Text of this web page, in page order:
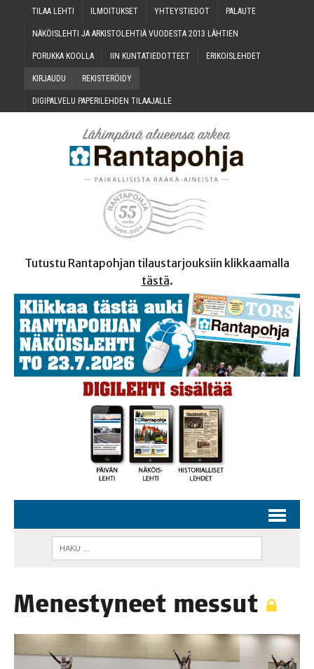
TILAA LEH­TI ILMOI­TUK­SET YHTEYS­TIE­DOT PALAU­TE
NÄKÖIS­LEH­TI JA ARKIS­TO­LEH­TIÄ VUO­DES­TA 2013 LÄHTIEN
PORUK­KA KOOLLA IIN KUN­TA­TIE­DOT­TEET ERI­KOIS­LEH­DET
KIR­JAU­DU REKIS­TE­RÖI­DY
DIGI­PAL­VE­LU PAPE­RI­LEH­DEN TILAAJALLE
Tutustu Rantapohjan tilaustarjouksiin klikkaamalla
tästä.
Menes­ty­neet messut